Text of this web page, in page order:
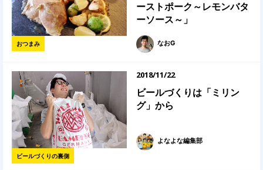
おつまみ
ーストポーク～レモンバタ
ーソース～」
なおG
ビールづくりの裏側
2018/11/22
ビールづくりは「ミリン
グ」から
よなよな編集部